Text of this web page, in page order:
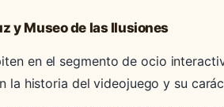
y Museo de las Ilusiones
en el segmento de ocio
la historia del videojuego y su